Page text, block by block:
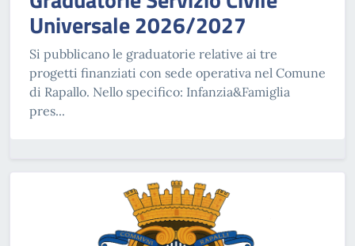
Universale 2026/2027
Si pubblicano le graduatorie relative ai tre
progetti finanziati con sede operativa nel Comune
di Rapallo. Nello specifico: Infanzia&Famiglia
pres...